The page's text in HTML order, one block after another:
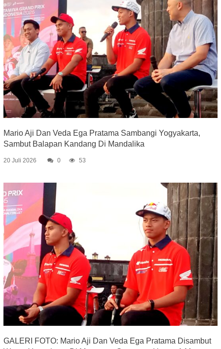
Mario Aji Dan Veda Ega Pratama Sambangi Yogyakarta,
Sambut Balapan Kandang Di Mandalika
20 Juli 2026 0 53
GALERI FOTO: Mario Aji Dan Veda Ega Pratama Disambut